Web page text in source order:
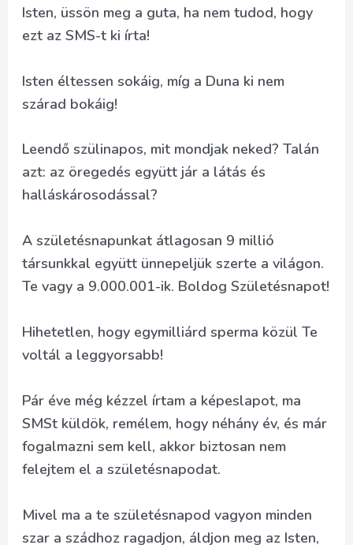
Isten, üssön meg a guta, ha nem tudod, hogy
ezt az SMS-t ki írta!
Isten éltessen sokáig, míg a Duna ki nem
szárad bokáig!
Leendő szülinapos, mit mondjak neked? Talán
azt: az öregedés együtt jár a látás és
halláskárosodással?
A születésnapunkat átlagosan 9 millió
társunkkal együtt ünnepeljük szerte a világon.
Te vagy a 9.000.001-ik. Boldog Születésnapot!
Hihetetlen, hogy egymilliárd sperma közül Te
voltál a leggyorsabb!
Pár éve még kézzel írtam a képeslapot, ma
SMSt küldök, remélem, hogy néhány év, és már
fogalmazni sem kell, akkor biztosan nem
felejtem el a születésnapodat.
Mivel ma a te születésnapod vagyon minden
szar a szádhoz ragadjon, áldjon meg az Isten,